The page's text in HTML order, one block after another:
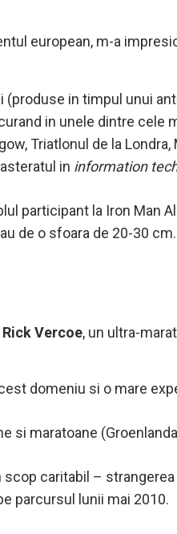
european, m-a
(produse in timpul unui
in unele dintre
Triatlonul de la
in information
participant la Iron Man
de o sfoara de 20-30
Rick Vercoe, un ultra-
domeniu si o mare
si maratoane
scop caritabil –
parcursul lunii mai 2010.